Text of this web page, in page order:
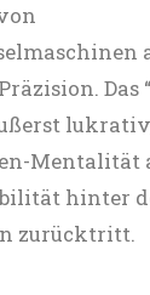
Das
Mentalität
hinter
zurücktritt.